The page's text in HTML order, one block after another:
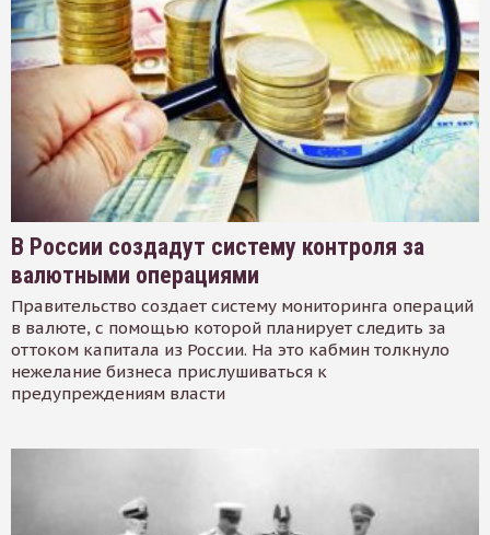
В России создадут систему контроля за
валютными операциями
Правительство создает систему мониторинга операций
в валюте, с помощью которой планирует следить за
оттоком капитала из России. На это кабмин толкнуло
нежелание бизнеса прислушиваться к
предупреждениям власти